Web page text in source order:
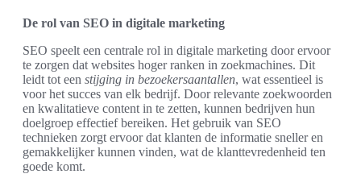
De rol van SEO in digitale marketing
SEO speelt een centrale rol in digitale marketing door ervoor
te zorgen dat websites hoger ranken in zoekmachines. Dit
leidt tot een stijging in bezoekersaantallen, wat essentieel is
voor het succes van elk bedrijf. Door relevante zoekwoorden
en kwalitatieve content in te zetten, kunnen bedrijven hun
doelgroep effectief bereiken. Het gebruik van SEO
technieken zorgt ervoor dat klanten de informatie sneller en
gemakkelijker kunnen vinden, wat de klanttevredenheid ten
goede komt.